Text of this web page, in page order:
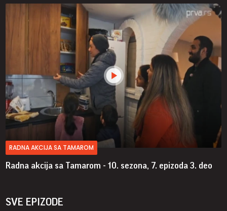
RADNA AKCIJA SA TAMAROM
Radna akcija sa Tamarom - 10. sezona, 7. epizoda 3. deo
SVE EPIZODE